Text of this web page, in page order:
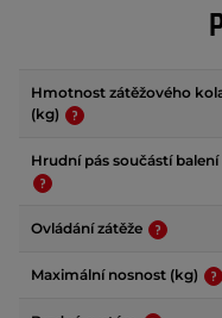
Hmotnost zátěžového
(kg)
Hrudní pás součástí balení
Ovládání zátěže
Maximální nosnost (kg)